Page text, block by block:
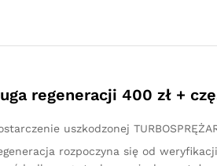
regeneracji 400 zł +
uszkodzonej
rozpoczyna się od